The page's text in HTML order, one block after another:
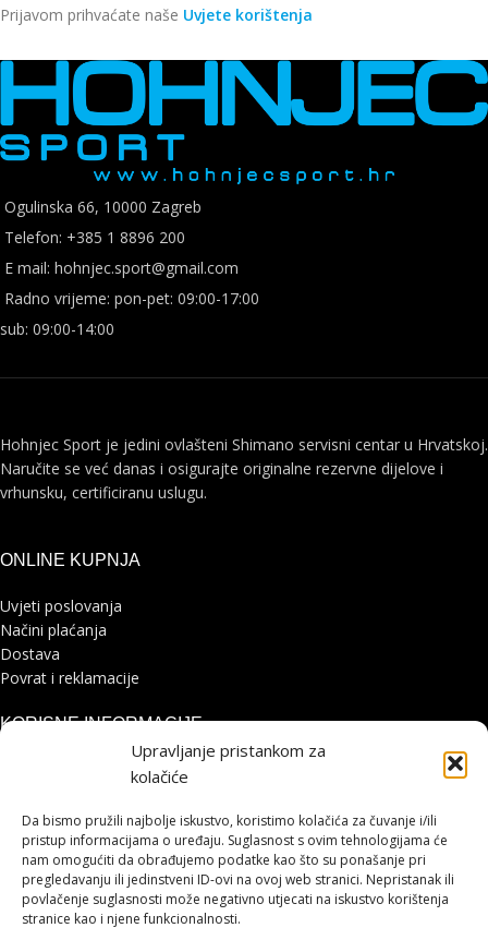
Upravljanje pristankom za
kolačiće
Da bismo pružili najbolje iskustvo, koristimo kolačića za čuvanje i/ili
pristup informacijama o uređaju. Suglasnost s ovim tehnologijama će
nam omogućiti da obrađujemo podatke kao što su ponašanje pri
pregledavanju ili jedinstveni ID-ovi na ovoj web stranici. Nepristanak ili
povlačenje suglasnosti može negativno utjecati na iskustvo korištenja
stranice kao i njene funkcionalnosti.
Prijavom prihvaćate naše Uvjete korištenja
Ogulinska 66, 10000 Zagreb
Telefon: +385 1 8896 200
E mail: hohnjec.sport@gmail.com
Radno vrijeme: pon-pet: 09:00-17:00
sub: 09:00-14:00
Hohnjec Sport je jedini ovlašteni Shimano servisni centar u Hrvatskoj.
Naručite se već danas i osigurajte originalne rezervne dijelove i
vrhunsku, certificiranu uslugu.
ONLINE KUPNJA
Uvjeti poslovanja
Načini plaćanja
Dostava
Povrat i reklamacije
KORISNE INFORMACIJE
Zaštita osobnih podataka
Pohvale i prigovori
Platforma za online rješavanje sporova
STRANICE
Shimano servisni centar